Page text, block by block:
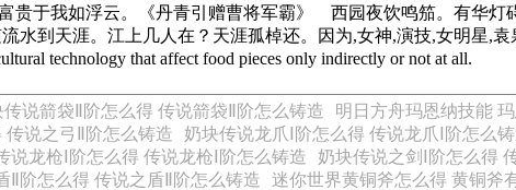
贵于我如浮云。《丹青引赠曹将军霸》 西园夜饮鸣笳。有华灯
水到天涯。江上几人在？天涯孤棹还。因为,女神,演技,女明星,
technology that affect food pieces only indirectly or not at all.
传说箭袋Ⅱ阶怎么得 传说箭袋Ⅱ阶怎么铸造 明日方舟玛恩纳技能
说之弓Ⅱ阶怎么铸造 奶块传说龙爪Ⅰ阶怎么得 传说龙爪Ⅰ阶怎么
说龙枪Ⅰ阶怎么得 传说龙枪Ⅰ阶怎么铸造
奶块传说之剑Ⅰ阶怎么得
Ⅱ阶怎么得 传说之盾Ⅱ阶怎么铸造 迷你世界黄铜斧怎么得 黄铜斧